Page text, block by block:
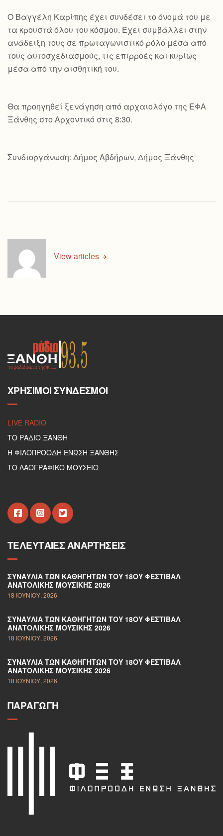
Ο Βαγγέλη Καρίπης έχει συνδέσει το όνομά του με
τα κρουστά όλου του κόσμου. Έχει συμβάλλει στην
ανάδειξη τους σε πρωταγωνιστικό ρόλο μέσα από
τους αυτοσχεδιασμούς, τις επιρροές και κυρίως
μέσα από την αισθητική του.
Θα προηγηθεί ξενάγηση από αρχαιολόγο της ΕΦΑ
Ξάνθης στο Αρχοντικό στις 8:30.
Συνδιοργάνωση: Δήμος Αβδήρων, Δήμος Ξάνθης
View articles
ΧΡΉΣΙΜΟΙ ΣΎΝΔΕΣΜΟΙ
LIVE RADIO
ΤΟ ΡΑΔΙΟ ΞΑΝΘΗ
Η ΦΙΛΟΠΡΟΟΔΗ ΕΝΩΣΗ ΞΑΝΘΗΣ
ΤΟ ΛΑΟΓΡΑΦΙΚΟ ΜΟΥΣΕΙΟ
ΤΕΛΕΥΤΑΊΕΣ ΑΝΑΡΤΉΣΕΙΣ
ΣΥΝΑΥΛΊΑ ΤΩΝ ΚΑΘΗΓΗΤΏΝ ΤΟΥ 18ΟΥ ΦΕΣΤΙΒΆΛ
ΑΝΑΤΟΛΙΚΉΣ ΜΟΥΣΙΚΉΣ 2026
18 ΙΟΥΝΊΟΥ, 2026
ΣΥΝΑΥΛΊΑ ΤΩΝ ΚΑΘΗΓΗΤΏΝ ΤΟΥ 18ΟΥ ΦΕΣΤΙΒΆΛ
ΑΝΑΤΟΛΙΚΉΣ ΜΟΥΣΙΚΉΣ 2026
18 ΙΟΥΝΊΟΥ, 2026
ΣΥΝΑΥΛΊΑ ΤΩΝ ΚΑΘΗΓΗΤΏΝ ΤΟΥ 18ΟΥ ΦΕΣΤΙΒΆΛ
ΑΝΑΤΟΛΙΚΉΣ ΜΟΥΣΙΚΉΣ 2026
18 ΙΟΥΝΊΟΥ, 2026
ΠΑΡΑΓΩΓΉ